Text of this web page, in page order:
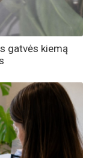
gatvės kiemą